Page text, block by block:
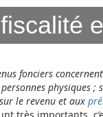
fonciers
physiques ;
le revenu et aux